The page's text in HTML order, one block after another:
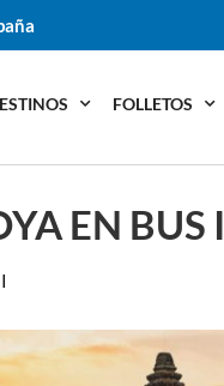
FOLLETOS
EN BUS I